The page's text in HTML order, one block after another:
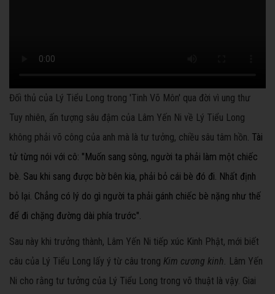
Đối thủ của Lý Tiểu Long trong 'Tinh Võ Môn' qua đời vì ung thư
Tuy nhiên, ấn tượng sâu đậm của Lâm Yến Ni về Lý Tiểu Long
không phải võ công của anh mà là tư tưởng, chiều sâu tâm hồn. Tài
tử từng nói với cô: "Muốn sang sông, người ta phải làm một chiếc
bè. Sau khi sang được bờ bên kia, phải bỏ cái bè đó đi. Nhất định
bỏ lại. Chẳng có lý do gì người ta phải gánh chiếc bè nặng như thế
để đi chặng đường dài phía trước".
Sau này khi trưởng thành, Lâm Yến Ni tiếp xúc Kinh Phật, mới biết
câu của Lý Tiểu Long lấy ý từ câu trong Kim cương kinh. Lâm Yến
Ni cho rằng tư tưởng của Lý Tiểu Long trong võ thuật là vậy. Giai